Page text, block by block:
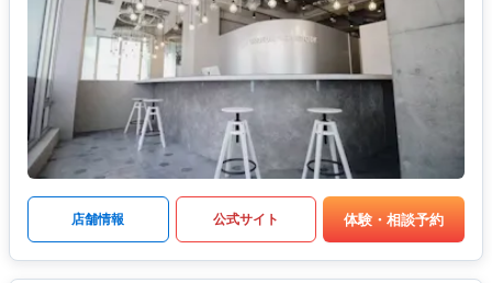
店舗情報 公式サイト 体験・相談予約